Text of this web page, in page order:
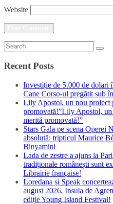
Website
Recent Posts
Investiție de 5.000 de dolari
Cane Corso-ul pregătit sub
Lily Apostol, un nou proiect
promovată!”Lily Apostol,
merită promovată!”
Stars Gala pe scena Operei
absolută: tripticul Maurice
Binyamini
Lada de zestre a ajuns la
tradiționale românești sunt
Librairie française!
Loredana și Speak
august 2026, Insula de
ediție Young Island Festival!